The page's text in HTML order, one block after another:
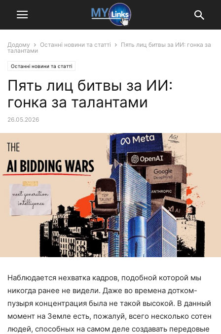
Додому Останні новини та статті
Пять лиц битвы за ИИ: гонка за
талантами
Останні новини та статті
Пять лиц битвы за ИИ:
гонка за талантами
26.05.2026
Наблюдается нехватка кадров, подобной которой мы
никогда ранее не видели. Даже во времена дотком-
пузыря концентрация была не такой высокой. В данный
момент на Земле есть, пожалуй, всего несколько сотен
людей, способных на самом деле создавать передовые